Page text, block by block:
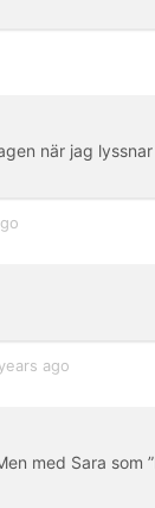
när jag
ago
med Sara som